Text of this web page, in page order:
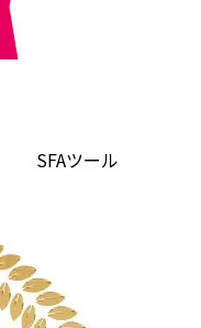
SFAツール